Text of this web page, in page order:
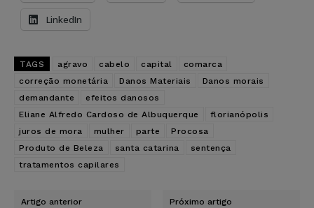
LinkedIn
TAGS agravo cabelo capital
comarca
correção monetária
Danos Materiais
Danos morais
demandante
efeitos danosos
Eliane Alfredo Cardoso de Albuquerque
florianópolis
juros de mora
mulher parte
Procosa
Produto de Beleza
santa catarina
sentença
tratamentos capilares
Artigo anterior Próximo artigo